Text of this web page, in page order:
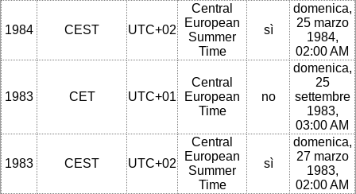
1984 CEST UTC+02
Central
European
Summer
Time
sì
domenica,
25 marzo
1984,
02:00 AM
1983 CET UTC+01
Central
European
Time
no
domenica,
25
settembre
1983,
03:00 AM
1983 CEST UTC+02
Central
European
Summer
Time
sì
domenica,
27 marzo
1983,
02:00 AM